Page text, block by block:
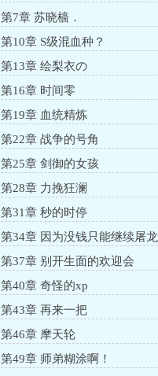
第7章 苏晓樯．
第10章 S级混血种？
第13章 绘梨衣の
第16章 时间零
第19章 血统精炼
第22章 战争的号角
第25章 剑御的女孩
第28章 力挽狂澜
第31章 秒的时停
第34章 因为没钱只能继续屠龙
第37章 别开生面的欢迎会
第40章 奇怪的xp
第43章 再来一把
第46章 摩天轮
第49章 师弟糊涂啊！